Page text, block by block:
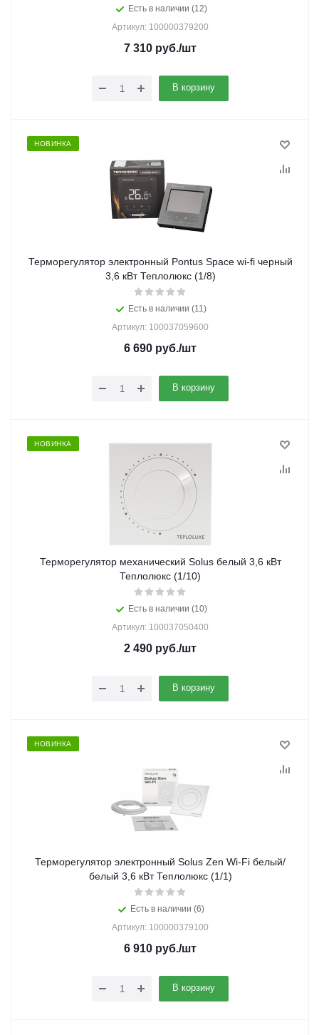
Есть в наличии (12)
Артикул: 100000379200
7 310 руб./шт
В корзину
НОВИНКА
Терморегулятор электронный Pontus Space wi-fi черный
3,6 кВт Теплолюкс (1/8)
Есть в наличии (11)
Артикул: 100037059600
6 690 руб./шт
В корзину
НОВИНКА
Терморегулятор механический Solus белый 3,6 кВт
Теплолюкс (1/10)
Есть в наличии (10)
Артикул: 100037050400
2 490 руб./шт
В корзину
НОВИНКА
Терморегулятор электронный Solus Zen Wi-Fi белый/
белый 3,6 кВт Теплолюкс (1/1)
Есть в наличии (6)
Артикул: 100000379100
6 910 руб./шт
В корзину